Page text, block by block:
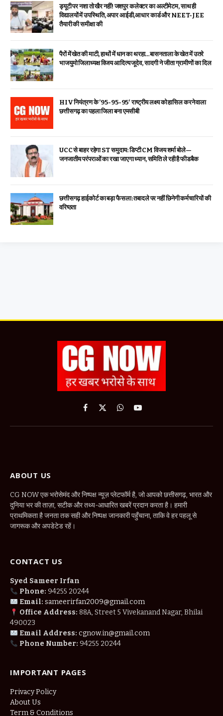
ड्यूटी पर नशा तो खैर नहीं! जशपुर कलेक्टर का अल्टीमेटम, साथ ही
विद्यालयों में उपस्थिति, अपार आईडी,आधार कार्ड और NEET-JEE
तैयारी की समीक्षा की
पैरों में खेत की माटी, हाथों में धान का थरहा…बासनताला के खेत में उतरे
भाजयुमो जिलाध्यक्ष विजय आदित्य जूदेव, सादगी ने जीता ग्रामीणों का दिल
HIV नियंत्रण के ’95-95-95′ राष्ट्रीय लक्ष्य को हासिल करने वाला
छत्तीसगढ़ का पहला जिला बना एमसीबी
UCC से बाहर रहेगा ST समुदाय: डिप्टी CM विजय शर्मा बोले—
जनजातीय परंपराओं का रखा जाएगा ध्यान, समिति ले रही है फीडबैक
छत्तीसगढ़ हाईकोर्ट का बड़ा फैसला: तबादले पर नहीं छिनेगी कर्मचारियों की
वरिष्ठता
Facebook
X
WhatsApp
YouTube
ABOUT US
CG NOW एक भरोसेमंद और निष्पक्ष न्यूज़ प्लेटफॉर्म है, जो आपको छत्तीसगढ़, भारत और
दुनिया भर की ताज़ा, सटीक और तथ्य-आधारित खबरें प्रदान करता है। हमारी
प्राथमिकता है जनता तक सही और निष्पक्ष जानकारी पहुँचाना, ताकि वे हर पहलू से
जागरूक और अपडेटेड रहें।
CONTACT US
Syed Sameer Irfan
Phone: 94255 20244
Email: sameerirfan2009@gmail.com
Office Address: 88A, Street 5 Vivekanand Nagar, Bhilai
490023
Email Address: cgnow.in@gmail.com
Phone Number: 94255 20244
IMPORTANT PAGES
Privacy Policy
About Us
Term & Conditions